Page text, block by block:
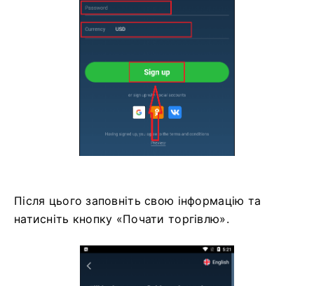
Після цього заповніть свою інформацію та
натисніть кнопку «Почати торгівлю».